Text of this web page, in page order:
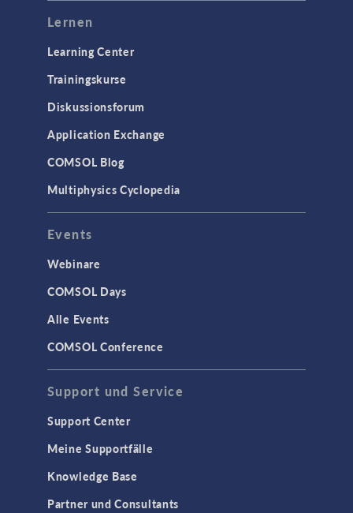
Lernen
Learning Center
Trainingskurse
Diskussionsforum
Application Exchange
COMSOL Blog
Multiphysics Cyclopedia
Events
Webinare
COMSOL Days
Alle Events
COMSOL Conference
Support und Service
Support Center
Meine Supportfälle
Knowledge Base
Partner und Consultants